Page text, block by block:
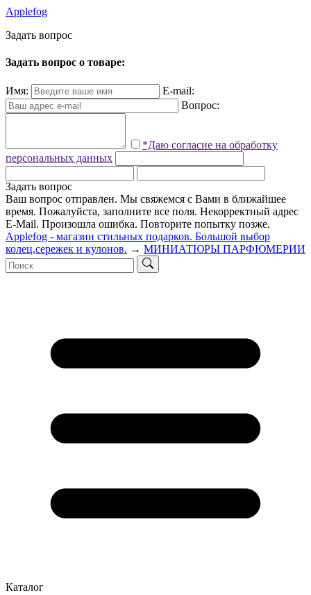
Applefog
Задать вопрос
Задать вопрос о товаре:
Имя:
E-mail:
Вопрос:
*Даю согласие на обработку
персональных данных
Задать вопрос
Ваш вопрос отправлен. Мы свяжемся с Вами в ближайшее
время. Пожалуйста, заполните все поля. Некорректный адрес
E-Mail. Произошла ошибка. Повторите попытку позже.
Applefog - магазин стильных подарков. Большой выбор
колец,сережек и кулонов. → МИНИАТЮРЫ ПАРФЮМЕРИИ
Каталог